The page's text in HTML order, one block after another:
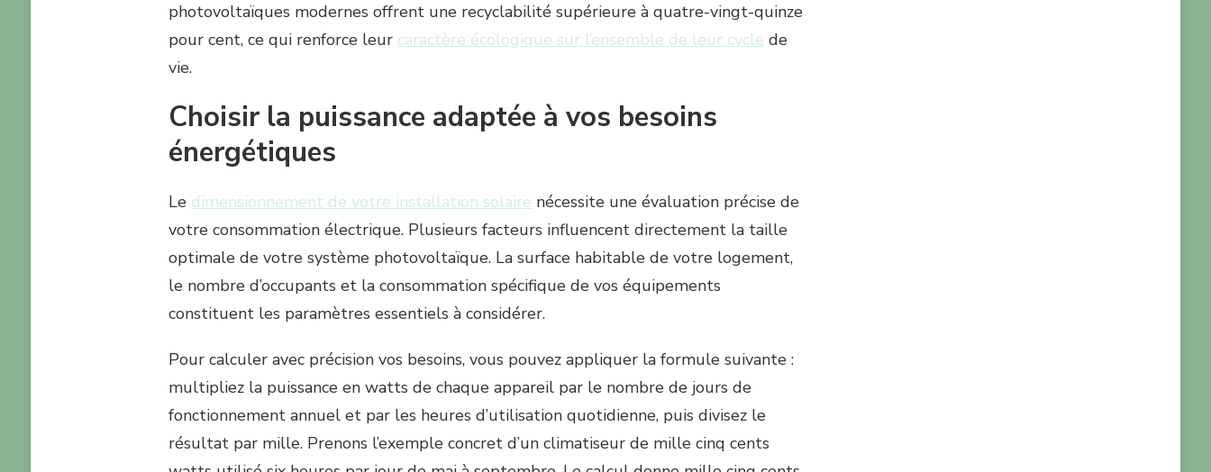
photovoltaïques modernes offrent une recyclabilité supérieure à quatre-vingt-quinze
pour cent, ce qui renforce leur caractère écologique sur l’ensemble de leur cycle de
vie.
Choisir la puissance adaptée à vos besoins
énergétiques
Le dimensionnement de votre installation solaire nécessite une évaluation précise de
votre consommation électrique. Plusieurs facteurs influencent directement la taille
optimale de votre système photovoltaïque. La surface habitable de votre logement,
le nombre d’occupants et la consommation spécifique de vos équipements
constituent les paramètres essentiels à considérer.
Pour calculer avec précision vos besoins, vous pouvez appliquer la formule suivante :
multipliez la puissance en watts de chaque appareil par le nombre de jours de
fonctionnement annuel et par les heures d’utilisation quotidienne, puis divisez le
résultat par mille. Prenons l’exemple concret d’un climatiseur de mille cinq cents